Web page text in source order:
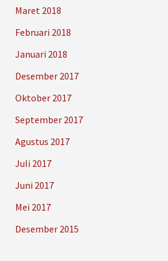
Maret 2018
Februari 2018
Januari 2018
Desember 2017
Oktober 2017
September 2017
Agustus 2017
Juli 2017
Juni 2017
Mei 2017
Desember 2015